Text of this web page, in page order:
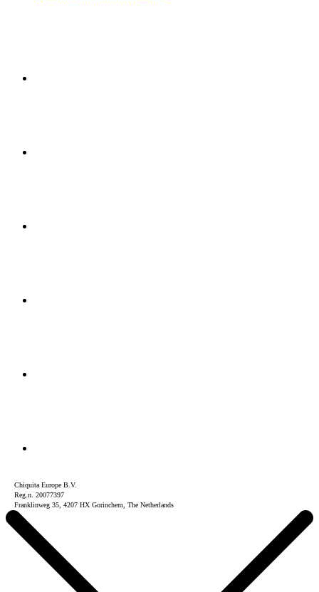
Chiquita Europe B.V.
Reg.n. 20077397
Franklinweg 35, 4207 HX Gorinchem, The Netherlands